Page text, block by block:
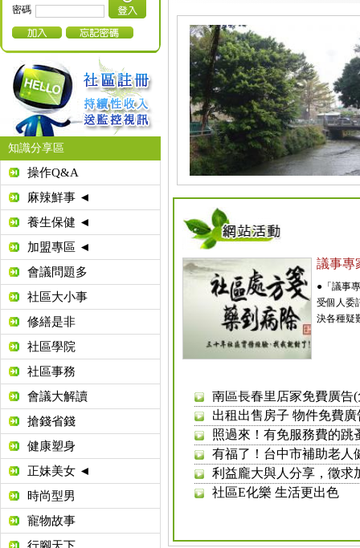
密碼
知識分享區
操作Q&A
麻辣鮮事 ◄
養生保健 ◄
加盟專區 ◄
會議問題多
社區大小事
修繕是非
社區學院
社區事務
會議大解讀
搶錢省錢
健康塑身
正妹美女 ◄
時尚型男
寵物故事
議事專
●「議事
受個人委
決各種疑
利益龐大與人分享，徵求
社區E化樂 生活更出色
照過來！有免服務費的跳
出租出售房子 物件免費廣
照過來！有免服務費的跳
有福了！台中市補助老
利益龐大與人分享，徵求
社區E化樂 生活更出色
照過來！有免服務費的跳
南區長春里店家免費廣告